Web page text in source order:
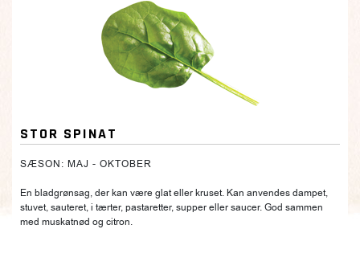
STOR SPINAT
SÆSON: MAJ - OKTOBER
En bladgrønsag, der kan være glat eller kruset. Kan anvendes dampet,
stuvet, sauteret, i tærter, pastaretter, supper eller saucer. God sammen
med muskatnød og citron.